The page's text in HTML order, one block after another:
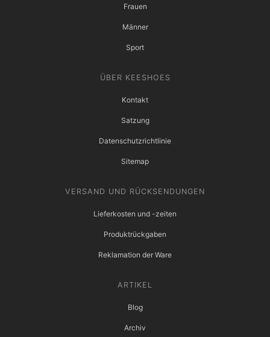
Frauen
Männer
Sport
ÜBER KEESHOES
Kontakt
Satzung
Datenschutzrichtlinie
Sitemap
VERSAND UND RÜCKSENDUNGEN
Lieferkosten und -zeiten
Produktrückgaben
Reklamation der Ware
ARTIKEL
Blog
Archiv